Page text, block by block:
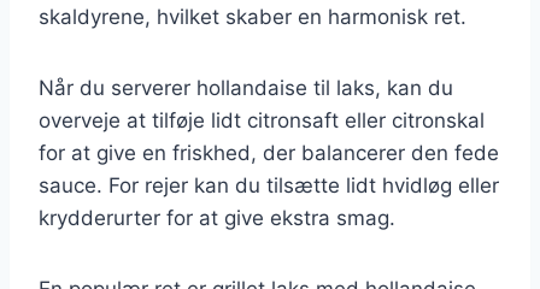
skaldyrene, hvilket skaber en harmonisk ret.
Når du serverer hollandaise til laks, kan du
overveje at tilføje lidt citronsaft eller citronskal
for at give en friskhed, der balancerer den fede
sauce. For rejer kan du tilsætte lidt hvidløg eller
krydderurter for at give ekstra smag.